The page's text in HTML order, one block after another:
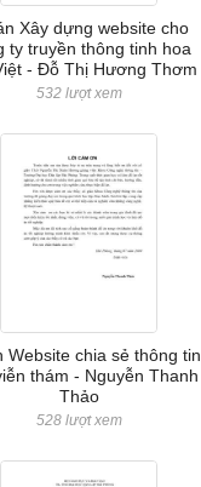
Xây dựng website cho
ty truyền thông tinh hoa
- Đỗ Thị Hương Thơm
532 lượt xem
Website chia sẻ thông tin
thám - Nguyễn Thanh
Thảo
528 lượt xem